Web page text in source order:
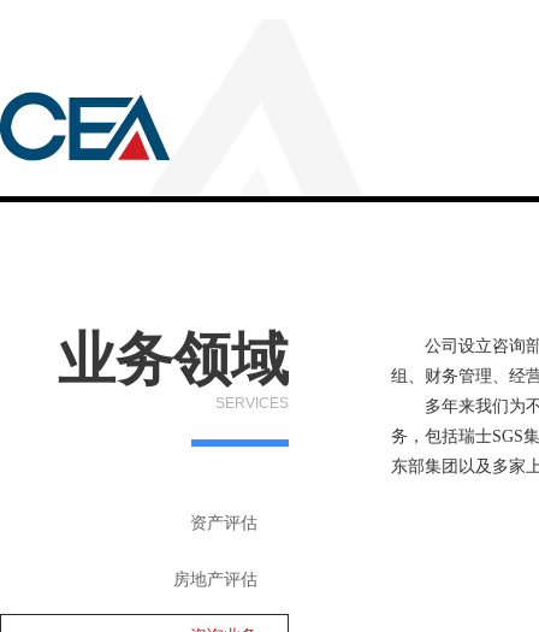
业务领域
SERVICES
资产评估
房地产评估
公司设立咨询部
组、财务管理、经
多年来我们为不
务，包括瑞士SGS
东部集团以及多家